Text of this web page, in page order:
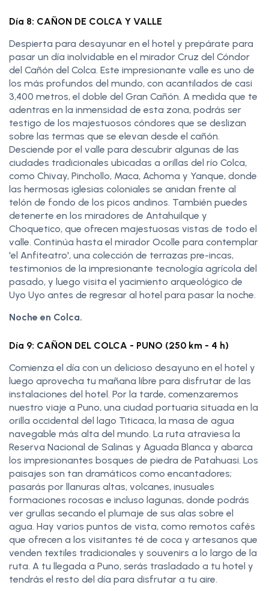
Día 8: CAÑON DE COLCA Y VALLE
Despierta para desayunar en el hotel y prepárate para
pasar un día inolvidable en el mirador Cruz del Cóndor
del Cañón del Colca. Este impresionante valle es uno de
los más profundos del mundo, con acantilados de casi
3,400 metros, el doble del Gran Cañón. A medida que te
adentras en la inmensidad de esta zona, podrás ser
testigo de los majestuosos cóndores que se deslizan
sobre las termas que se elevan desde el cañón.
Desciende por el valle para descubrir algunas de las
ciudades tradicionales ubicadas a orillas del río Colca,
como Chivay, Pinchollo, Maca, Achoma y Yanque, donde
las hermosas iglesias coloniales se anidan frente al
telón de fondo de los picos andinos. También puedes
detenerte en los miradores de Antahuilque y
Choquetico, que ofrecen majestuosas vistas de todo el
valle. Continúa hasta el mirador Ocolle para contemplar
'el Anfiteatro', una colección de terrazas pre-incas,
testimonios de la impresionante tecnología agrícola del
pasado, y luego visita el yacimiento arqueológico de
Uyo Uyo antes de regresar al hotel para pasar la noche.
Noche en Colca.
Día 9: CAÑON DEL COLCA - PUNO (250 km - 4 h)
Comienza el día con un delicioso desayuno en el hotel y
luego aprovecha tu mañana libre para disfrutar de las
instalaciones del hotel. Por la tarde, comenzaremos
nuestro viaje a Puno, una ciudad portuaria situada en la
orilla occidental del lago Titicaca, la masa de agua
navegable más alta del mundo. La ruta atraviesa la
Reserva Nacional de Salinas y Aguada Blanca y abarca
los impresionantes bosques de piedra de Patahuasi. Los
paisajes son tan dramáticos como encantadores;
pasarás por llanuras altas, volcanes, inusuales
formaciones rocosas e incluso lagunas, donde podrás
ver grullas secando el plumaje de sus alas sobre el
agua. Hay varios puntos de vista, como remotos cafés
que ofrecen a los visitantes té de coca y artesanos que
venden textiles tradicionales y souvenirs a lo largo de la
ruta. A tu llegada a Puno, serás trasladado a tu hotel y
tendrás el resto del día para disfrutar a tu aire.